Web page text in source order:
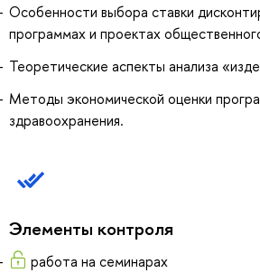
Особенности выбора ставки
программах и проектах
Теоретические аспекты анализа
Методы экономической оценки
здравоохранения.
Элементы контроля
работа на семинарах